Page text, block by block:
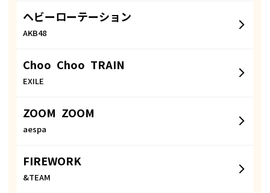
ヘビーローテーション
AKB48
Choo Choo TRAIN
EXILE
ZOOM ZOOM
aespa
FIREWORK
&TEAM